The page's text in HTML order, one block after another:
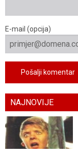
E-mail (opcija)
Pošalji komentar
NAJNOVIJE